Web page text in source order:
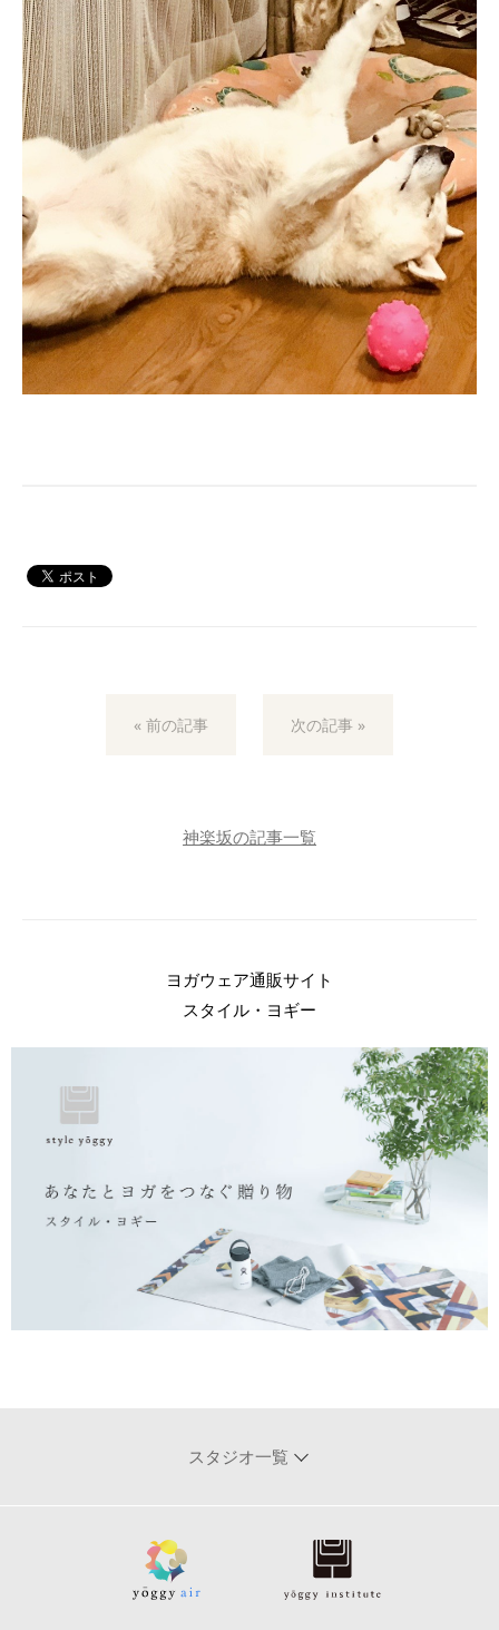
« 前の記事 次の記事 »
神楽坂の記事一覧
ヨガウェア通販サイト
スタイル・ヨギー
スタジオ一覧